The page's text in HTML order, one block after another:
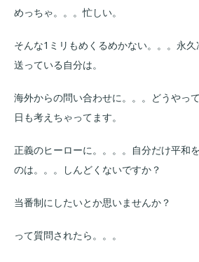
めっちゃ。。。忙しい。
そんな1ミリもめくるめかない。。。永
送っている自分は。
海外からの問い合わせに。。。どうやっ
日も考えちゃってます。
正義のヒーローに。。。。自分だけ平和
のは。。。しんどくないですか？
当番制にしたいとか思いませんか？
って質問されたら。。。